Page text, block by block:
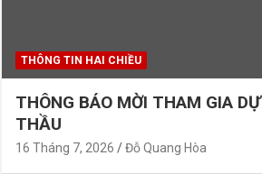
THÔNG TIN HAI CHIỀU
THÔNG BÁO MỜI THAM GIA DỰ
THẦU
16 Tháng 7, 2026 Đỗ Quang Hòa